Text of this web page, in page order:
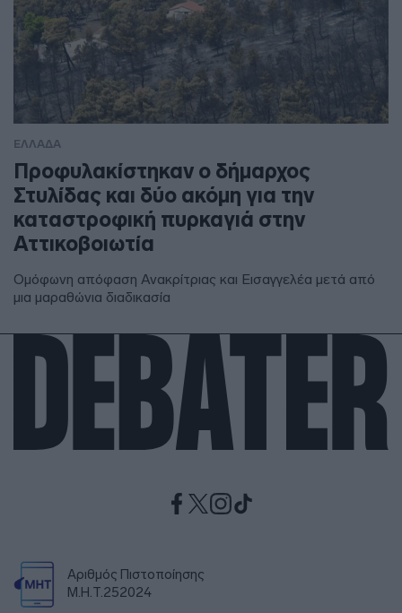
ΕΛΛΑΔΑ
Προφυλακίστηκαν ο δήμαρχος
Στυλίδας και δύο ακόμη για την
καταστροφική πυρκαγιά στην
Αττικοβοιωτία
Ομόφωνη απόφαση Ανακρίτριας και Εισαγγελέα μετά από
μια μαραθώνια διαδικασία
Αριθμός Πιστοποίησης
Μ.Η.Τ.252024